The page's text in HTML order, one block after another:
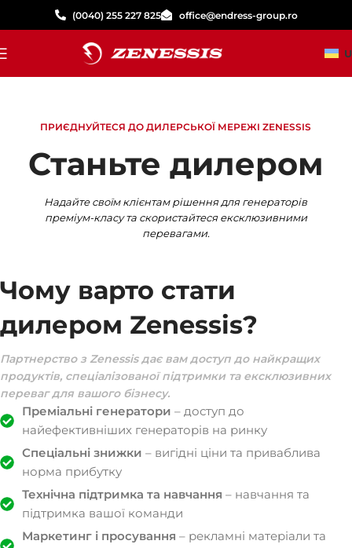
(0040) 255 227 825 office@endress-group.ro
ПРИЄДНУЙТЕСЯ ДО ДИЛЕРСЬКОЇ МЕРЕЖІ ZENESSIS
Станьте дилером
Надайте своїм клієнтам рішення для генераторів
преміум-класу та скористайтеся ексклюзивними
перевагами.
Чому варто стати
дилером Zenessis?
Партнерство з Zenessis дає вам доступ до найкращих
продуктів, спеціалізованої підтримки та ексклюзивних
переваг для вашого бізнесу.
Преміальні генератори – доступ до
найефективніших генераторів на ринку
Спеціальні знижки – вигідні ціни та приваблива
норма прибутку
Технічна підтримка та навчання – навчання та
підтримка вашої команди
Маркетинг і просування – рекламні матеріали та